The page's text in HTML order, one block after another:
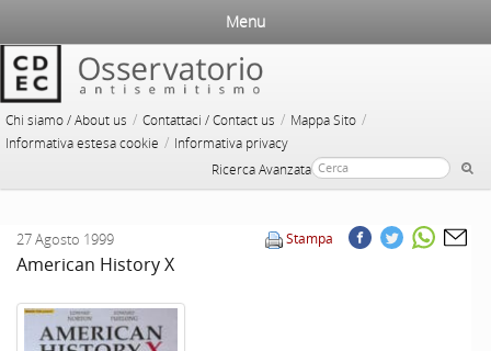
Chi siamo / About us / Contattaci / Contact us / Mappa Sito /
Informativa estesa cookie / Informativa privacy
Ricerca Avanzata
Menu
Stampa
27 Agosto 1999
American History X